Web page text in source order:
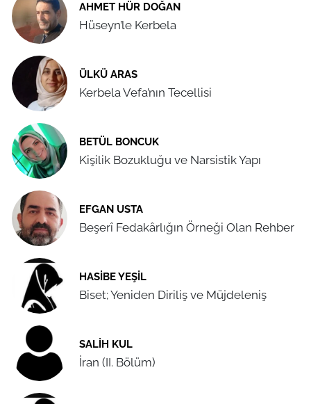
AHMET HÜR DOĞAN
Hüseyn’le Kerbela
ÜLKÜ ARAS
Kerbela Vefa’nın Tecellisi
BETÜL BONCUK
Kişilik Bozukluğu ve Narsistik Yapı
EFGAN USTA
Beşerî Fedakârlığın Örneği Olan Rehber
HASIBE YEŞIL
Biset; Yeniden Diriliş ve Müjdeleniş
SALIH KUL
İran (II. Bölüm)